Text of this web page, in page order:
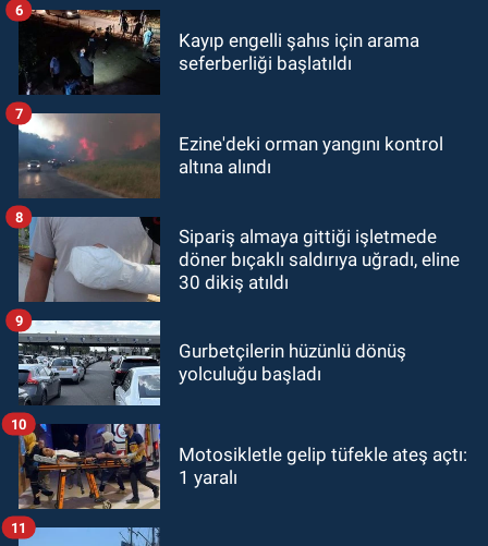
Kayıp engelli şahıs için arama
seferberliği başlatıldı
6
Ezine'deki orman yangını kontrol
altına alındı
7
Sipariş almaya gittiği işletmede
döner bıçaklı saldırıya uğradı, eline
30 dikiş atıldı
8
Gurbetçilerin hüzünlü dönüş
yolculuğu başladı
9
Motosikletle gelip tüfekle ateş açtı:
1 yaralı
10
11